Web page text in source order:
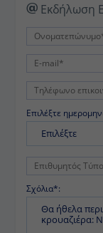
Εκδήλωση
Επιλέξτε
Επιλέξτε
Σχόλια*: